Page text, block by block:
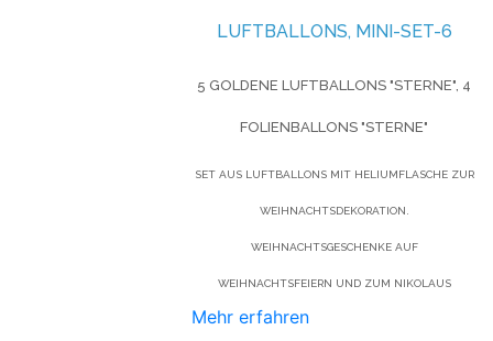
LUFTBALLONS, MINI-SET-6
5 GOLDENE LUFTBALLONS "STERNE", 4
FOLIENBALLONS "STERNE"
SET AUS LUFTBALLONS MIT HELIUMFLASCHE ZUR
WEIHNACHTSDEKORATION.
WEIHNACHTSGESCHENKE AUF
WEIHNACHTSFEIERN UND ZUM NIKOLAUS
Mehr erfahren